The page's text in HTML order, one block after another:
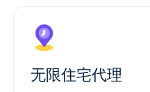
无限住宅代理